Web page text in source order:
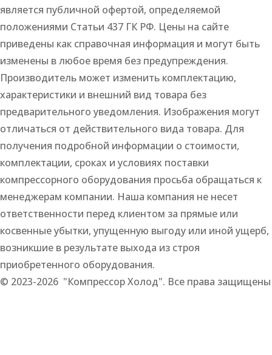
является публичной офертой, определяемой
положениями Статьи 437 ГК РФ. Цены на сайте
приведены как справочная информация и могут быть
изменены в любое время без предупреждения.
Производитель может изменить комплектацию,
характеристики и внешний вид товара без
предварительного уведомления. Изображения могут
отличаться от действительного вида товара. Для
получения подробной информации о стоимости,
комплектации, сроках и условиях поставки
компрессорного оборудования просьба обращаться к
менеджерам компании. Наша компания не несет
ответственности перед клиентом за прямые или
косвенные убытки, упущенную выгоду или иной ущерб,
возникшие в результате выхода из строя
приобретенного оборудования.
© 2023-2026 "Компрессор Холод". Все права защищены